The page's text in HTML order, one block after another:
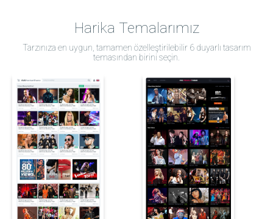
Harika Temalarımız
Tarzınıza en uygun, tamamen özelleştirilebilir 6 duyarlı tasarım
temasından birini seçin.